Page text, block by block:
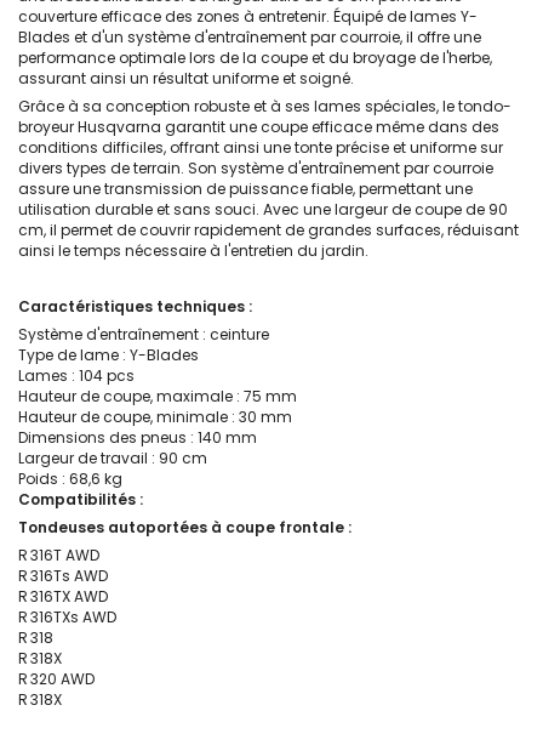
couverture efficace des zones à entretenir. Équipé de lames Y-
Blades et d'un système d'entraînement par courroie, il offre une
performance optimale lors de la coupe et du broyage de l'herbe,
assurant ainsi un résultat uniforme et soigné.
Grâce à sa conception robuste et à ses lames spéciales, le tondo-
broyeur Husqvarna garantit une coupe efficace même dans des
conditions difficiles, offrant ainsi une tonte précise et uniforme sur
divers types de terrain. Son système d'entraînement par courroie
assure une transmission de puissance fiable, permettant une
utilisation durable et sans souci. Avec une largeur de coupe de 90
cm, il permet de couvrir rapidement de grandes surfaces, réduisant
ainsi le temps nécessaire à l'entretien du jardin.
Caractéristiques techniques :
Système d'entraînement : ceinture
Type de lame : Y-Blades
Lames : 104 pcs
Hauteur de coupe, maximale : 75 mm
Hauteur de coupe, minimale : 30 mm
Dimensions des pneus : 140 mm
Largeur de travail : 90 cm
Poids : 68,6 kg
Compatibilités :
Tondeuses autoportées à coupe frontale :
R 316T AWD
R 316Ts AWD
R 316TX AWD
R 316TXs AWD
R 318
R 318X
R 320 AWD
R 318X